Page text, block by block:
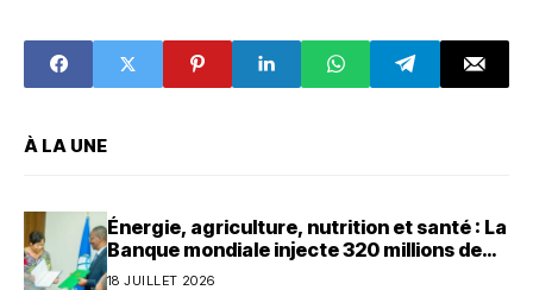
À LA UNE
Énergie, agriculture, nutrition et santé : La
Banque mondiale injecte 320 millions de
dollars au Bénin
18 JUILLET 2026